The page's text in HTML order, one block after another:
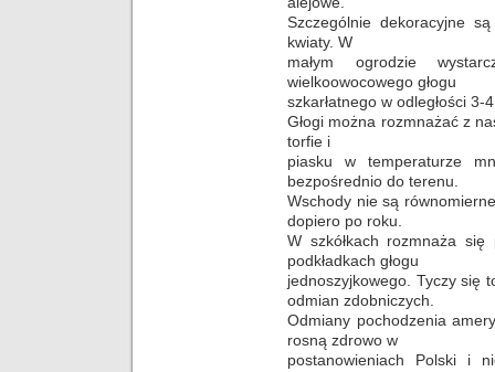
Szczególnie dekoracyjne
kwiaty. W
małym ogrodzie
wielkoowocowego głogu
szkarłatnego w odległości 3-
Głogi można rozmnażać z
torfie i
piasku w temperaturze
bezpośrednio do terenu.
Wschody nie są
dopiero po roku.
W szkółkach rozmnaża
podkładkach głogu
jednoszyjkowego. Tyczy się
odmian zdobniczych.
Odmiany pochodzenia
rosną zdrowo w
postanowieniach Polski i